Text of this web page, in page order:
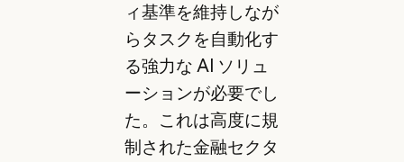
ィ基準を維持しなが
らタスクを自動化す
る強力な AI ソリュ
ーションが必要でし
た。これは高度に規
制された金融セクタ